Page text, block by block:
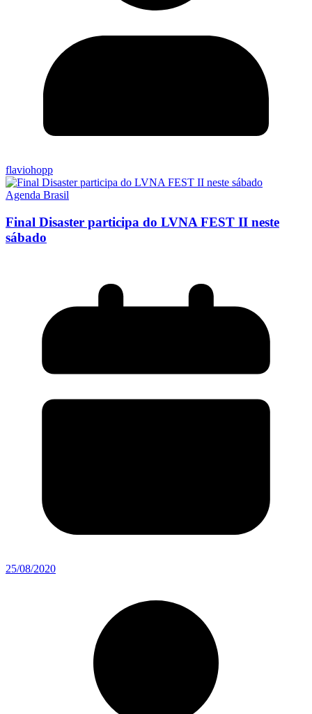
flaviohopp
Agenda Brasil
Final Disaster participa do LVNA FEST II neste
sábado
25/08/2020